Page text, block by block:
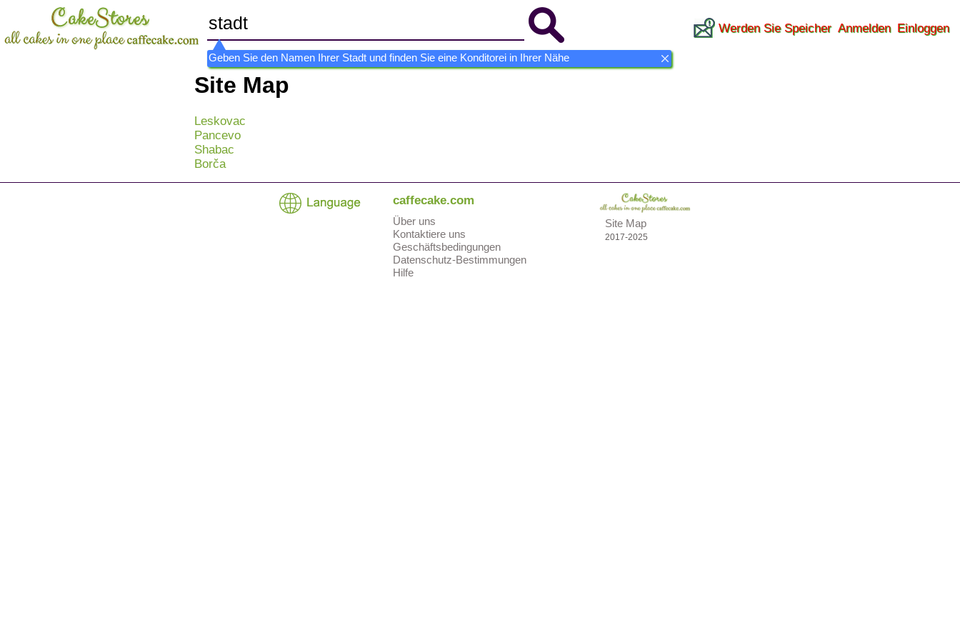
Geben Sie den Namen Ihrer Stadt und finden Sie eine Konditorei in Ihrer Nähe
Werden Sie Speicher Anmelden Einloggen
Site Map
Leskovac
Pancevo
Shabac
Borča
caffecake.com
Über uns
Kontaktiere uns
Geschäftsbedingungen
Datenschutz-Bestimmungen
Hilfe
Site Map
2017-2025